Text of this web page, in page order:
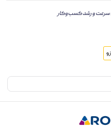
سرعت و رشد کسب‌وکار